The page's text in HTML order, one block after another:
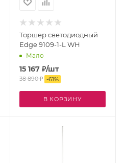
Торшер светодиодный
Edge 9109-1-L WH
Мало
15 167₽/шт
38 890₽ -61%
В КОРЗИНУ